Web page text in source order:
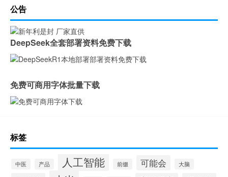
公告
DeepSeek全套部署资料免费下载
免费可商用字体批量下载
标签
中医 产品 人工智能 前缀 可能会 大脑